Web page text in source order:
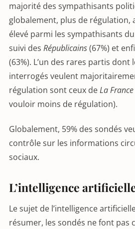
majorité des sympathisants
globalement, plus de régulation,
élevé parmi les sympathisants du
suivi des Républicains(67%) et
(63%). L’un des rares partis dont
interrogés veulent
régulation sont ceux deLa
vouloir moins de régulation).
Globalement, 59% des sondés
contrôle sur les informations
sociaux.
L’intelligence
Le sujet de l’intelligence
résumer, les sondés ne font pas